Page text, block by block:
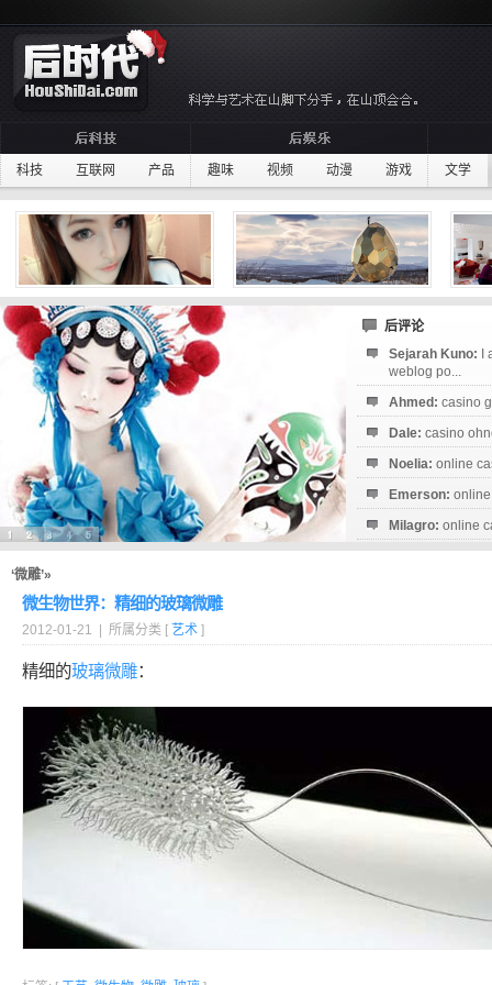
科技 互联网 产品 趣味 视频 动漫 游戏 文学
后评论
Sejarah Kuno:
weblog po...
Ahmed: casino
Dale: casino
Noelia: online
Emerson:
Milagro: online
‘微雕’»
微生物世界：精细的玻璃微雕
2012-01-21 | 所属分类 [ 艺术 ]
精细的玻璃微雕：